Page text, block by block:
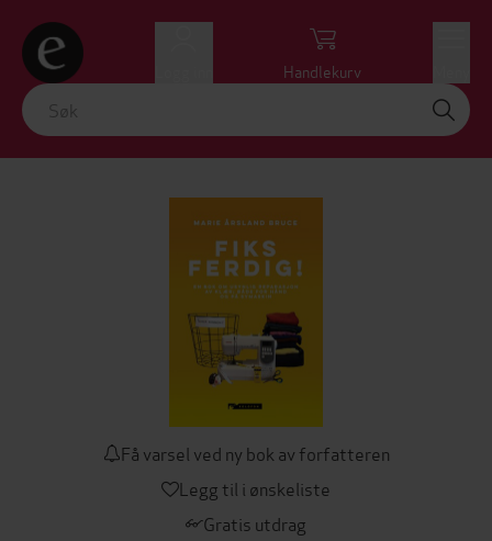
Handlekurv
Få varsel ved ny bok av forfatteren
Legg til i ønskeliste
Gratis utdrag